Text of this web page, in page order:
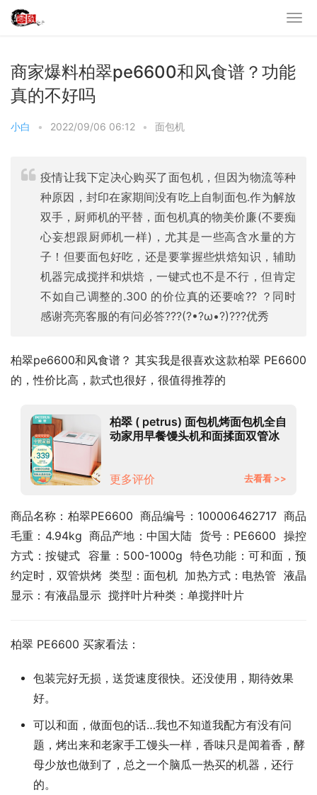
商家爆料柏翠pe6600和风食谱？功能
真的不好吗
小白 • 2022/09/06 06:12 • 面包机
疫情让我下定决心购买了面包机，但因为物流等种
种原因，封印在家期间没有吃上自制面包.作为解放
双手，厨师机的平替，面包机真的物美价廉(不要痴
心妄想跟厨师机一样)，尤其是一些高含水量的方
子！但要面包好吃，还是要掌握些烘焙知识，辅助
机器完成搅拌和烘焙，一键式也不是不行，但肯定
不如自己调整的.300 的价位真的还要啥?? ？同时
感谢亮亮客服的有问必答???(?•?ω•?)???优秀
柏翠pe6600和风食谱？ 其实我是很喜欢这款柏翠 PE6600
的，性价比高，款式也很好，很值得推荐的
柏翠 ( petrus) 面包机烤面包机全自
动家用早餐馒头机和面揉面双管冰
更多评价 去看看 >>
商品名称：柏翠PE6600  商品编号：100006462717  商品
毛重：4.94kg  商品产地：中国大陆  货号：PE6600  操控
方式：按键式  容量：500-1000g  特色功能：可和面，预
约定时，双管烘烤  类型：面包机  加热方式：电热管  液晶
显示：有液晶显示  搅拌叶片种类：单搅拌叶片
柏翠 PE6600 买家看法：
包装完好无损，送货速度很快。还没使用，期待效果
好。
可以和面，做面包的话…我也不知道我配方有没有问
题，烤出来和老家手工馒头一样，香味只是闻着香，酵
母少放也做到了，总之一个脑瓜一热买的机器，还行
的。